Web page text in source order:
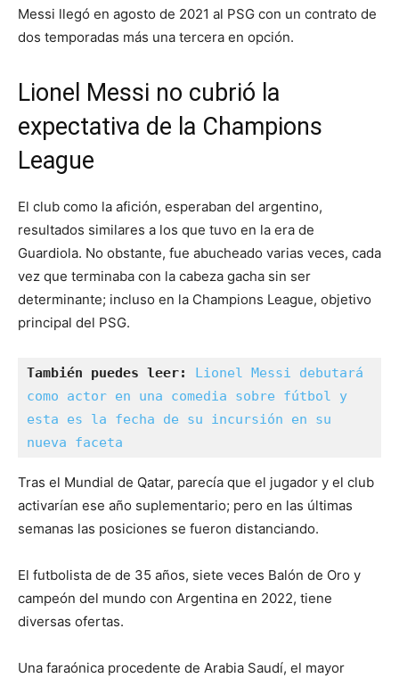
Messi llegó en agosto de 2021 al PSG con un contrato de
dos temporadas más una tercera en opción.
Lionel Messi no cubrió la
expectativa de la Champions
League
El club como la afición, esperaban del argentino,
resultados similares a los que tuvo en la era de
Guardiola. No obstante, fue abucheado varias veces, cada
vez que terminaba con la cabeza gacha sin ser
determinante; incluso en la Champions League, objetivo
principal del PSG.
También puedes leer:
Lionel Messi debutará
como actor en una comedia sobre fútbol y
esta es la fecha de su incursión en su
nueva faceta
Tras el Mundial de Qatar, parecía que el jugador y el club
activarían ese año suplementario; pero en las últimas
semanas las posiciones se fueron distanciando.
El futbolista de de 35 años, siete veces Balón de Oro y
campeón del mundo con Argentina en 2022, tiene
diversas ofertas.
Una faraónica procedente de Arabia Saudí, el mayor